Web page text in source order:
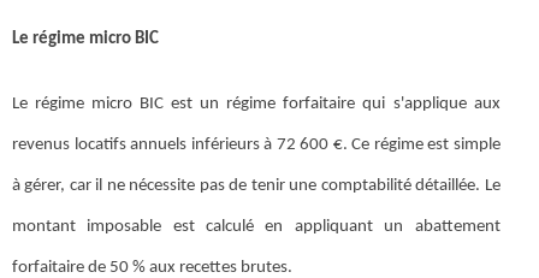
Le régime micro BIC
Le régime micro BIC est un régime forfaitaire qui s'applique aux
revenus locatifs annuels inférieurs à 72 600 €. Ce régime est simple
à gérer, car il ne nécessite pas de tenir une comptabilité détaillée. Le
montant imposable est calculé en appliquant un abattement
forfaitaire de 50 % aux recettes brutes.